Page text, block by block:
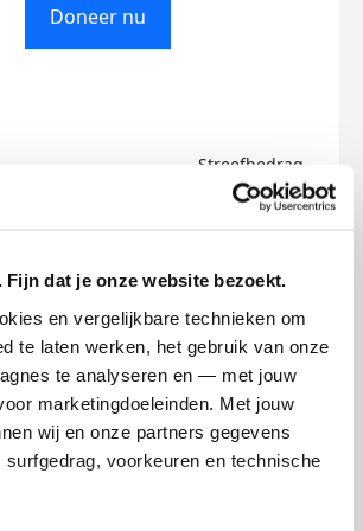
Fijn dat je onze website bezoekt.
en vergelijkbare technieken om
te laten werken, het gebruik van onze
te analyseren en — met jouw
marketingdoeleinden. Met jouw
wij en onze partners gegevens
voorkeuren en technische
Doneer nu
Streefbedrag
€750
badges